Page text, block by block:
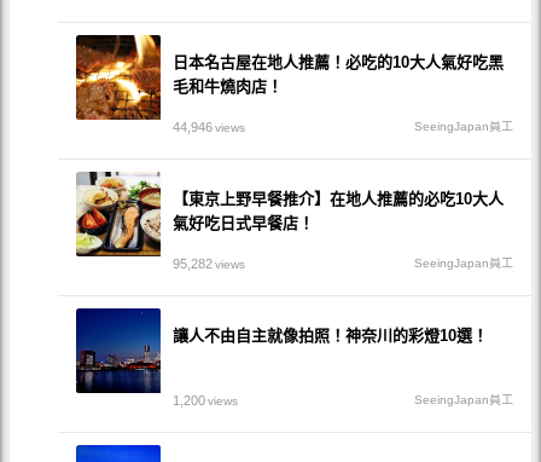
日本名古屋在地人推薦！必吃的10大人氣好吃黑
毛和牛燒肉店！
44,946views SeeingJapan員工
【東京上野早餐推介】在地人推薦的必吃10大人
氣好吃日式早餐店！
95,282views SeeingJapan員工
讓人不由自主就像拍照！神奈川的彩燈10選！
1,200views SeeingJapan員工